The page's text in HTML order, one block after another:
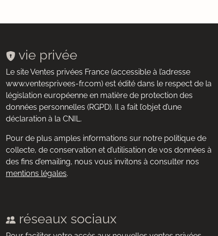
vie privée
Le site Ventes privées France (accessible à l’adresse
www.ventesprivees-fr.com) est édité dans le respect de la
législation européenne en matière de protection des
données personnelles (RGPD). Il a fait l’objet d’une
déclaration à la CNIL.
Pour de plus amples informations sur notre politique de
collecte, de conservation et d’utilisation de vos données à
des fins d’emailing, nous vous invitons à consulter nos
mentions légales.
réseaux sociaux